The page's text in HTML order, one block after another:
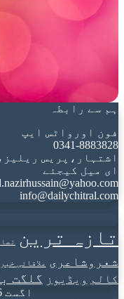
ہم سے رابطہ
فون اورواٹس ایپ
0341-8883828
اشتہار،پریس
ای میل کیجئے
info@dailychitral.com
تازہ ترین
شعروشاعری علاقائی
کالم ویڈیوز گلگت
اگست 2026